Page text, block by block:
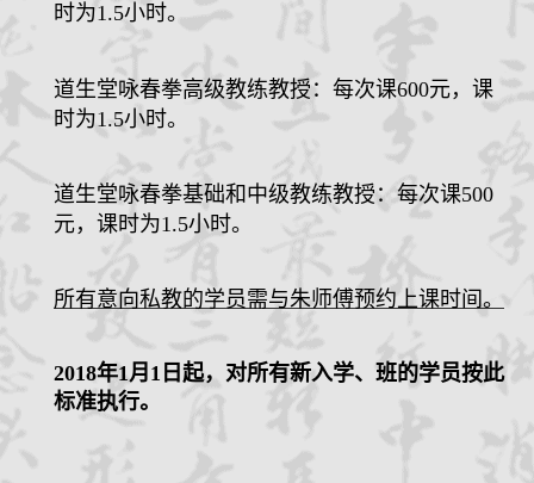
时为1.5小时。
道生堂咏春拳高级教练教授：每次课600元，课
时为1.5小时。
道生堂咏春拳基础和中级教练教授：每次课500
元，课时为1.5小时。
所有意向私教的学员需与朱师傅预约上课时间。
2018年1月 1 日起，对所有新入学、班的学员按此
标准执行。